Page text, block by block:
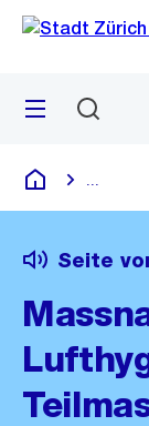
Sprunglink
Menü
Deutsch
Seite